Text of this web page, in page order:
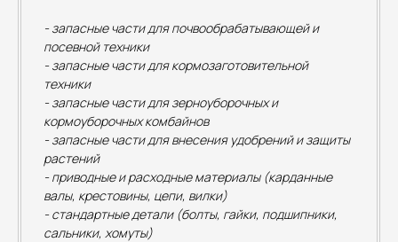
- запасные части для почвообрабатывающей и
посевной техники
- запасные части для кормозаготовительной
техники
- запасные части для зерноуборочных и
кормоуборочных комбайнов
- запасные части для внесения удобрений и защиты
растений
- приводные и расходные материалы (карданные
валы, крестовины, цепи, вилки)
- стандартные детали (болты, гайки, подшипники,
сальники, хомуты)